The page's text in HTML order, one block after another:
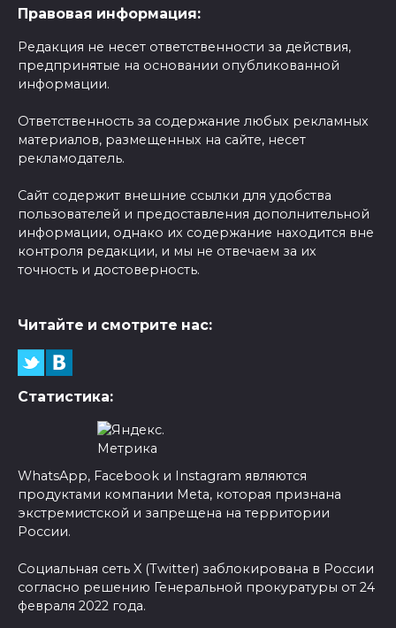
Правовая информация:
Редакция не несет ответственности за действия,
предпринятые на основании опубликованной
информации.
Ответственность за содержание любых рекламных
материалов, размещенных на сайте, несет
рекламодатель.
Сайт содержит внешние ссылки для удобства
пользователей и предоставления дополнительной
информации, однако их содержание находится вне
контроля редакции, и мы не отвечаем за их
точность и достоверность.
Читайте и смотрите нас:
Статистика:
WhatsApp, Facebook и Instagram являются
продуктами компании Meta, которая признана
экстремистской и запрещена на территории
России.
Социальная сеть X (Twitter) заблокирована в России
согласно решению Генеральной прокуратуры от 24
февраля 2022 года.